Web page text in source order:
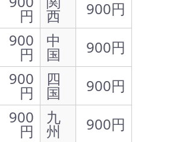
円 西
900円
900
円
中
国
900円
900
円
四
国
900円
900
円
九
州
900円